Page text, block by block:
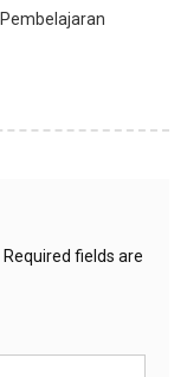
Required fields are